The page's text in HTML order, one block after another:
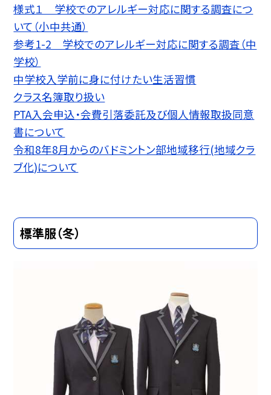
様式１ 学校でのアレルギー対応に関する調査につ
いて（小中共通）
参考1-2 学校でのアレルギー対応に関する調査（中
学校）
中学校入学前に身に付けたい生活習慣
クラス名簿取り扱い
PTA入会申込・会費引落委託及び個人情報取扱同意
書について
令和8年8月からのバドミントン部地域移行(地域クラ
ブ化)について
標準服（冬）